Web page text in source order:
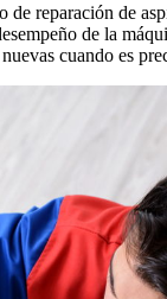
reparación de
de la
cuando es